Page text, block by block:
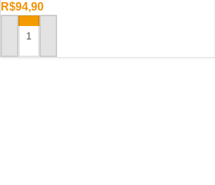
R$94,90
ADICIONAR AO CARRINHO